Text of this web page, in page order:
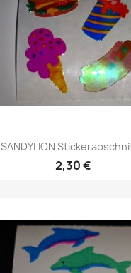
SANDYLION
2,30 €